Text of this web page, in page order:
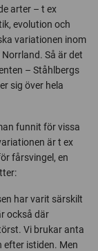
arter – t ex
evolution och
variationen inom
Så är det
– Ståhlbergs
sig över hela
funnit för vissa
är t ex
fårsvingel, en
har varit särskilt
också där
Vi brukar anta
istiden. Men